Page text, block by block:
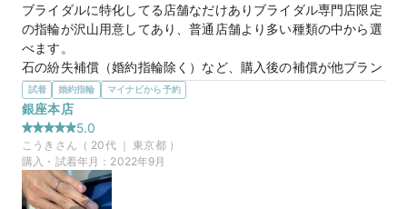
ブライダルに特化してる店舗なだけありブライダル専門店限定
の指輪が沢山用意してあり、普通店舗より多い種類の中から選
べます。
石の紛失補償（婚約指輪除く）など、購入後の補償が他ブラン
ドよりしっかりしていました。
選んだ商品を気に入った理由
ストレート一石、平打ちタイプで探しており
他ブランドよりプラチナの地金の種類が多く着け心地が良い印
象でした。
結婚指輪には珍しく、有料ですがダイアモンドのグレートアッ
プもでき補償内容がしっかりしているところも気に入りまし
試着 婚約指輪 マイナビから予約
銀座本店
5.0
こうき さん（ 20代 ｜ 東京都）
購入・試着年月： 2022年9月